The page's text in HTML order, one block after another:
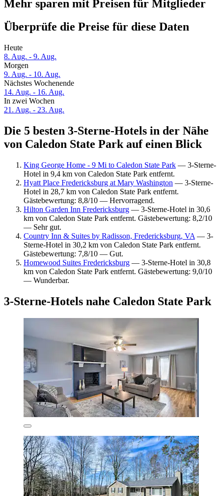
Mehr sparen mit Preisen für Mitglieder
Überprüfe die Preise für diese Daten
Heute
8. Aug. - 9. Aug.
Morgen
9. Aug. - 10. Aug.
Nächstes Wochenende
14. Aug. - 16. Aug.
In zwei Wochen
21. Aug. - 23. Aug.
Die 5 besten 3-Sterne-Hotels in der Nähe
von Caledon State Park auf einen Blick
King George Home - 9 Mi to Caledon State Park — 3-Sterne-
Hotel in 9,4 km von Caledon State Park entfernt.
Hyatt Place Fredericksburg at Mary Washington — 3-Sterne-
Hotel in 28,7 km von Caledon State Park entfernt.
Gästebewertung: 8,8/10 — Hervorragend.
Hilton Garden Inn Fredericksburg — 3-Sterne-Hotel in 30,6
km von Caledon State Park entfernt. Gästebewertung: 8,2/10
— Sehr gut.
Country Inn & Suites by Radisson, Fredericksburg, VA — 3-
Sterne-Hotel in 30,2 km von Caledon State Park entfernt.
Gästebewertung: 7,8/10 — Gut.
Homewood Suites Fredericksburg — 3-Sterne-Hotel in 30,8
km von Caledon State Park entfernt. Gästebewertung: 9,0/10
— Wunderbar.
3-Sterne-Hotels nahe Caledon State Park